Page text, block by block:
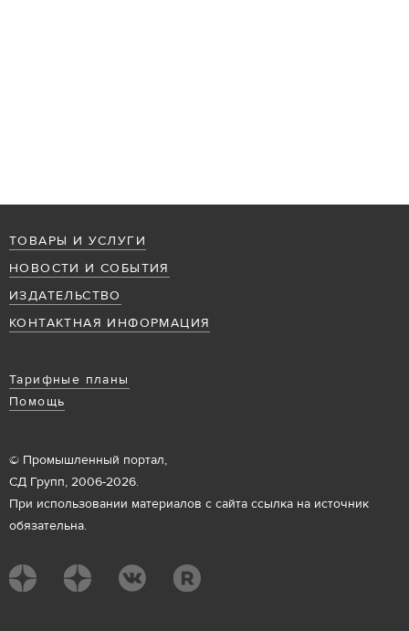
ТОВАРЫ И УСЛУГИ
НОВОСТИ И СОБЫТИЯ
ИЗДАТЕЛЬСТВО
КОНТАКТНАЯ ИНФОРМАЦИЯ
Тарифные планы
Помощь
© Промышленный портал,
СД Групп, 2006-2026.
При использовании материалов с сайта ссылка на источник
обязательна.